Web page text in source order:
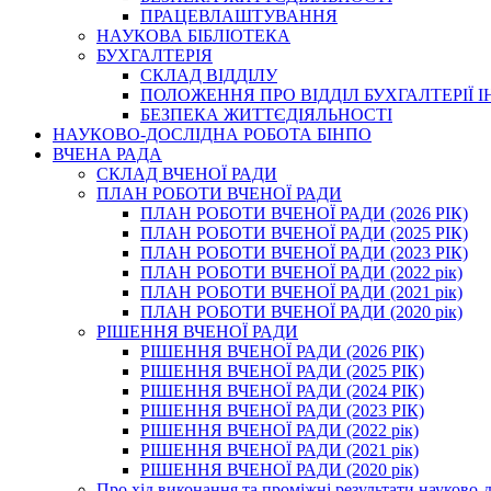
ПРАЦЕВЛАШТУВАННЯ
НАУКОВА БІБЛІОТЕКА
БУХГАЛТЕРІЯ
СКЛАД ВІДДІЛУ
ПОЛОЖЕННЯ ПРО ВІДДІЛ БУХГАЛТЕРІЇ
БЕЗПЕКА ЖИТТЄДІЯЛЬНОСТІ
НАУКОВО-ДОСЛІДНА РОБОТА БІНПО
ВЧЕНА РАДА
СКЛАД ВЧЕНОЇ РАДИ
ПЛАН РОБОТИ ВЧЕНОЇ РАДИ
ПЛАН РОБОТИ ВЧЕНОЇ РАДИ (2026 РІК)
ПЛАН РОБОТИ ВЧЕНОЇ РАДИ (2025 РІК)
ПЛАН РОБОТИ ВЧЕНОЇ РАДИ (2023 РІК)
ПЛАН РОБОТИ ВЧЕНОЇ РАДИ (2022 рік)
ПЛАН РОБОТИ ВЧЕНОЇ РАДИ (2021 рік)
ПЛАН РОБОТИ ВЧЕНОЇ РАДИ (2020 рік)
РІШЕННЯ ВЧЕНОЇ РАДИ
РІШЕННЯ ВЧЕНОЇ РАДИ (2026 РІК)
РІШЕННЯ ВЧЕНОЇ РАДИ (2025 РІК)
РІШЕННЯ ВЧЕНОЇ РАДИ (2024 РІК)
РІШЕННЯ ВЧЕНОЇ РАДИ (2023 РІК)
РІШЕННЯ ВЧЕНОЇ РАДИ (2022 рік)
РІШЕННЯ ВЧЕНОЇ РАДИ (2021 рік)
РІШЕННЯ ВЧЕНОЇ РАДИ (2020 рік)